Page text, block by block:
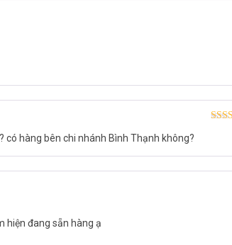
hàng bên chi nhánh Bình Thạnh không?
hiện đang sẵn hàng ạ